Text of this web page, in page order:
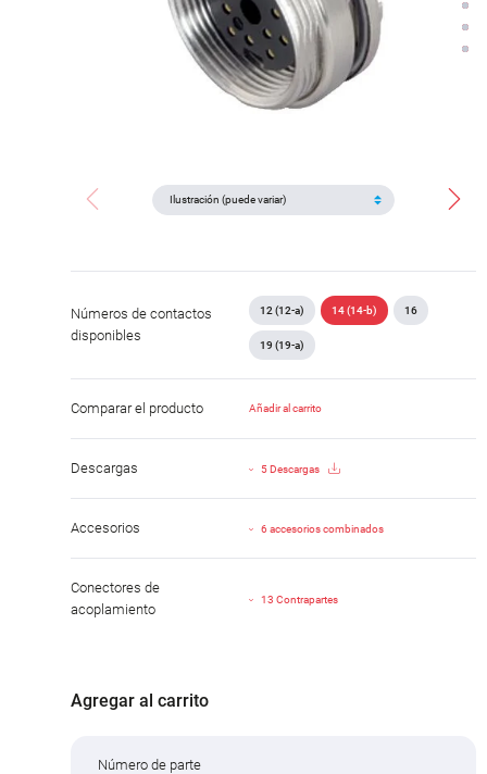
Números de contactos
disponibles
12 (12-a) 14 (14-b) 16
19 (19-a)
Comparar el producto Añadir al carrito
Descargas 5 Descargas
Accesorios 6 accesorios combinados
Conectores de
acoplamiento
13 Contrapartes
Agregar al carrito
Número de parte